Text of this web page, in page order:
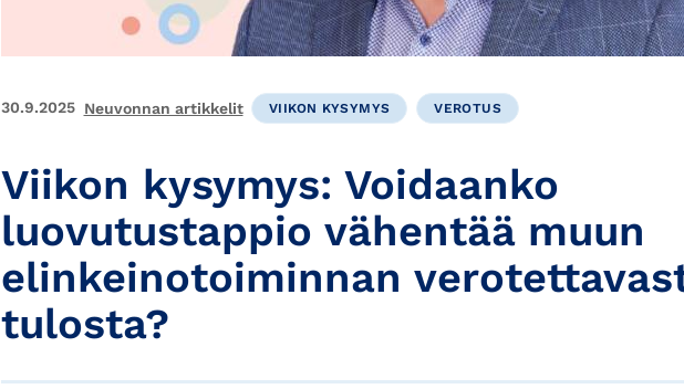
30.9.2025 Neuvonnan artikkelit VIIKON KYSYMYS VEROTUS
Viikon kysymys: Voidaanko
luovutustappio vähentää muun
elinkeinotoiminnan
tulosta?